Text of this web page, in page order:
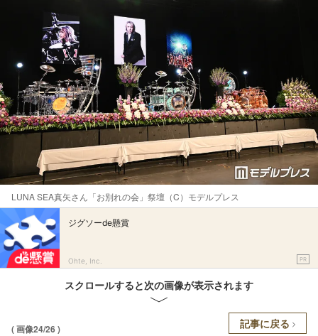
LUNA SEA真矢さん「お別れの会」祭壇（C）モデルプレス
ジグソーde懸賞
Ohte, Inc. PR
スクロールすると次の画像が表示されます
( 画像24/26 ) 記事に戻る